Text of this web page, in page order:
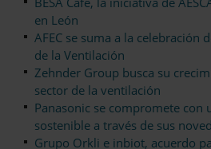
en León
AFEC se suma a la celebración
de la Ventilación
Zehnder Group busca su
sector de la ventilación
Panasonic se compromete con
sostenible a través de sus
Grupo Orkli e inbiot, acuerdo